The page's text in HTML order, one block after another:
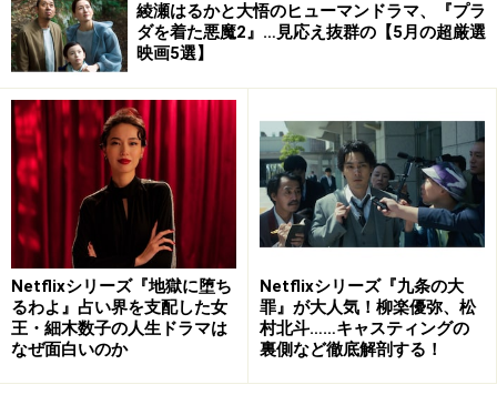
3：『陰陽師0』2024年4月19日公開
（C）2024映画「陰陽師0」製作委員会
安倍晴明の生誕1100年を記念して制作された映画『陰陽
師0』。『陰陽師』（文藝春秋）の原作者である夢枕獏
の協力のもとに映画化。平安時代を舞台に、呪術の天
才・安倍晴明（山崎賢人）は怪奇現象と対峙し、巨悪な
陰謀と向き合うことになる……という物語。
綾瀬はるかと大悟のヒューマンドラマ、『プラ
ダを着た悪魔2』…見応え抜群の【5月の超厳選
映画5選】
Netflixシリーズ『地獄に堕ち
るわよ』占い界を支配した女
王・細木数子の人生ドラマは
なぜ面白いのか
Netflixシリーズ『九条の大
罪』が大人気！柳楽優弥、松
村北斗……キャスティングの
裏側など徹底解剖する！